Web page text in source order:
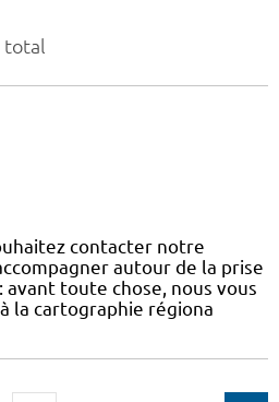
total
contacter notre
autour de la prise
toute chose, nous vous
la cartographie régiona